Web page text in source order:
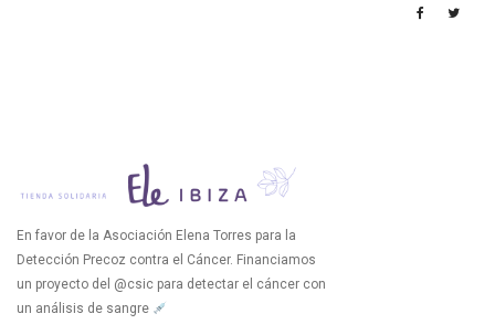
En favor de la Asociación Elena Torres para la
Detección Precoz contra el Cáncer. Financiamos
un proyecto del @csic para detectar el cáncer con
un análisis de sangre